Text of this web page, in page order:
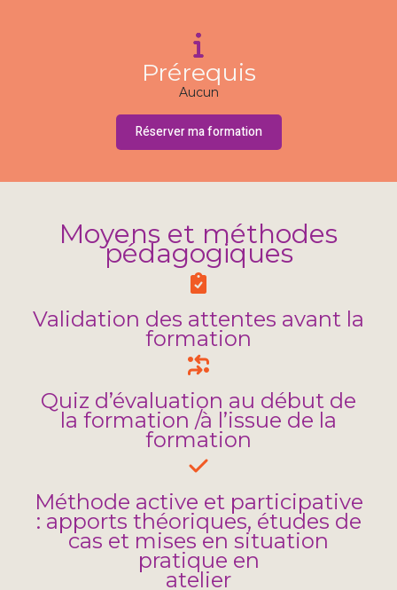
Prérequis
Aucun
Réserver ma formation
Moyens et méthodes
pédagogiques
Validation des attentes avant la
formation
Quiz d’évaluation au début de
la formation /à l’issue de la
formation
Méthode active et participative
: apports théoriques, études de
cas et mises en situation
pratique en
atelier